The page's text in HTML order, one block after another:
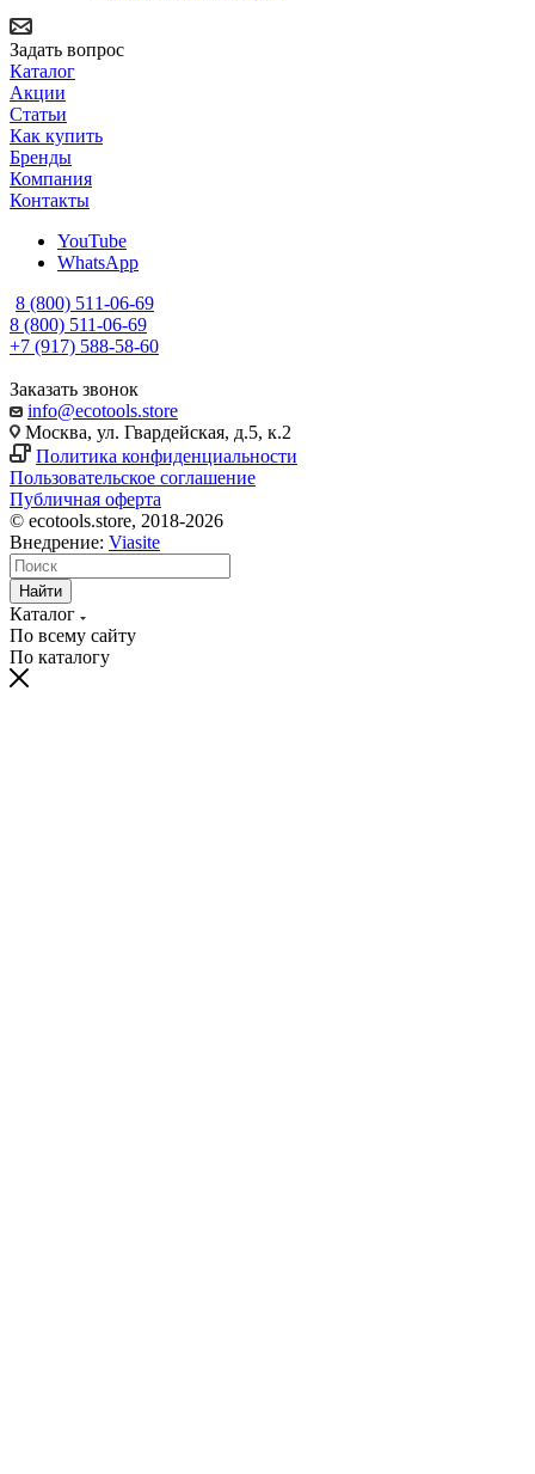
Задать вопрос
Каталог
Акции
Статьи
Как купить
Бренды
Компания
Контакты
YouTube
WhatsApp
8 (800) 511-06-69
8 (800) 511-06-69
+7 (917) 588-58-60
Заказать звонок
info@ecotools.store
Москва, ул. Гвардейская, д.5, к.2
Политика конфиденциальности
Пользовательское соглашение
Публичная оферта
© ecotools.store, 2018-2026
Внедрение: Viasite
Найти
Каталог
По всему сайту
По каталогу